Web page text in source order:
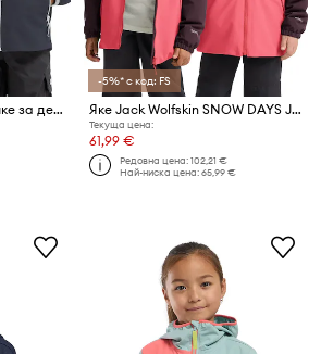
Jack Wolfskin спортно яке за деца SANDBIRD HOODED JKT K
-5%* с код: FS
Яке Jack Wolfskin SNOW DAYS JKT KIDS
Текуща цена:
61,99 €
Редовна цена:102,21 €
Най-ниска цена:65,99 €